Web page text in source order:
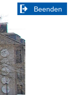
Beenden